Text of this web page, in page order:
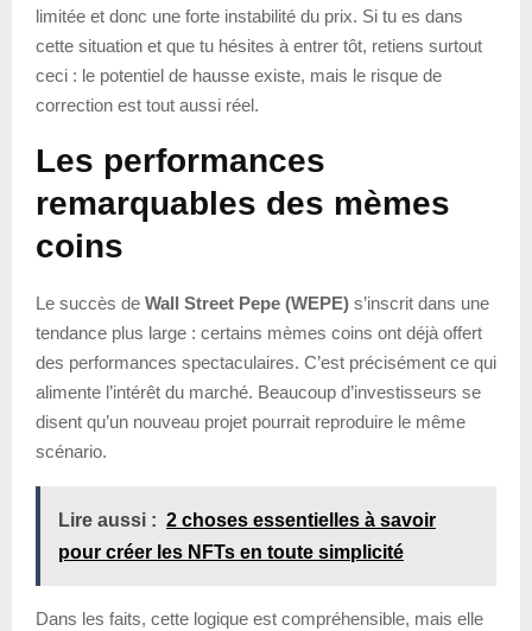
limitée et donc une forte instabilité du prix. Si tu es dans
cette situation et que tu hésites à entrer tôt, retiens surtout
ceci : le potentiel de hausse existe, mais le risque de
correction est tout aussi réel.
Les performances
remarquables des mèmes
coins
Le succès de Wall Street Pepe (WEPE) s’inscrit dans une
tendance plus large : certains mèmes coins ont déjà offert
des performances spectaculaires. C’est précisément ce qui
alimente l’intérêt du marché. Beaucoup d’investisseurs se
disent qu’un nouveau projet pourrait reproduire le même
scénario.
Lire aussi : 2 choses essentielles à savoir
pour créer les NFTs en toute simplicité
Dans les faits, cette logique est compréhensible, mais elle